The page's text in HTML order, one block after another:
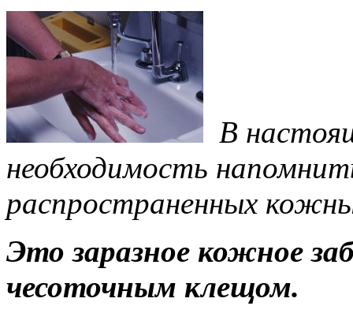
В
необходимость
распространенных
Это заразное кожное
чесоточным клещом.